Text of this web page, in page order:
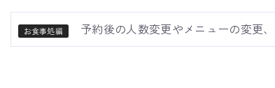
お食事処編 予約後の人数変更やメニューの変更